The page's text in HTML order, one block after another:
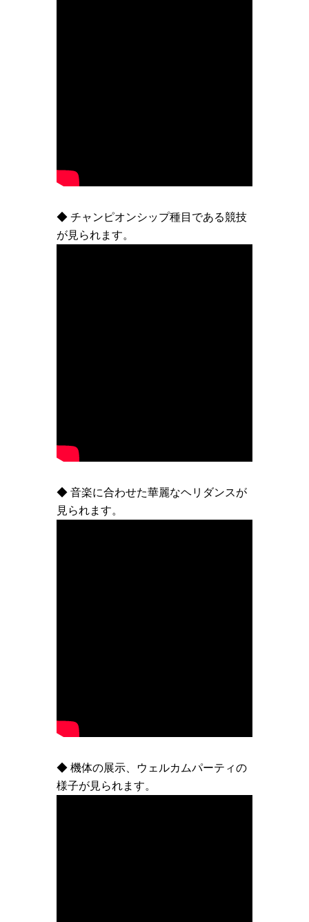
◆ チャンピオンシップ種目である競技
が見られます。
◆ 音楽に合わせた華麗なヘリダンスが
見られます。
◆ 機体の展示、ウェルカムパーティの
様子が見られます。